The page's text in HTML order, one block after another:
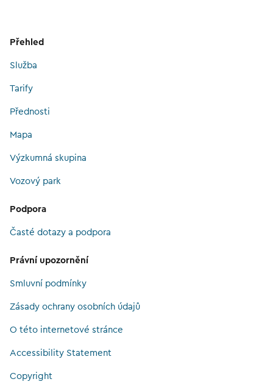
Přehled
Služba
Tarify
Přednosti
Mapa
Výzkumná skupina
Vozový park
Podpora
Časté dotazy a podpora
Právní upozornění
Smluvní podmínky
Zásady ochrany osobních údajů
O této internetové stránce
Accessibility Statement
Copyright